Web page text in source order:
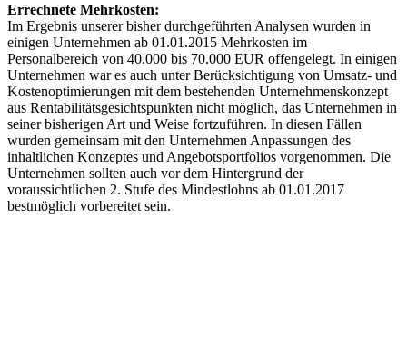
Errechnete Mehrkosten:
Im Ergebnis unserer bisher durchgeführten Analysen wurden in
einigen Unternehmen ab 01.01.2015 Mehrkosten im
Personalbereich von 40.000 bis 70.000 EUR offengelegt. In einigen
Unternehmen war es auch unter Berücksichtigung von Umsatz- und
Kostenoptimierungen mit dem bestehenden Unternehmenskonzept
aus Rentabilitätsgesichtspunkten nicht möglich, das Unternehmen in
seiner bisherigen Art und Weise fortzuführen. In diesen Fällen
wurden gemeinsam mit den Unternehmen Anpassungen des
inhaltlichen Konzeptes und Angebotsportfolios vorgenommen. Die
Unternehmen sollten auch vor dem Hintergrund der
voraussichtlichen 2. Stufe des Mindestlohns ab 01.01.2017
bestmöglich vorbereitet sein.